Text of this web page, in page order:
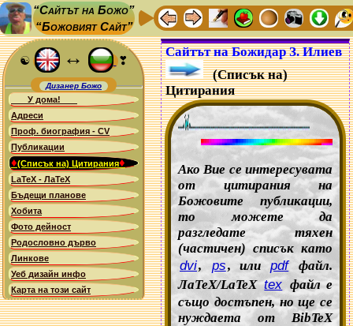
“Сайтът на Божо”
“Божовият Сайт”
☯ ↔ ❣
Дизанер Божо
У дома!
Адреси
Проф. биография - CV
Публикации
♦(Списък на) Цитирания♦
LaTeX - ЛаТеХ
Бъдещи планове
Хобита
Фото дейност
Родословно дърво
Линкове
Уеб дизайн инфо
Карта на този сайт
Сайтът на Божидар З. Илиев
(Списък на)
Цитирания
Ако Вие се интересувата
от цитирания на
Божовите публикации,
то можете да
разгледате тяхен
(частичен) списък като
dvi, ps, или pdf
файл.
ЛаТеХ/LaTeXtex файл е
също достъпен, но ще се
нуждаета от BibTeX